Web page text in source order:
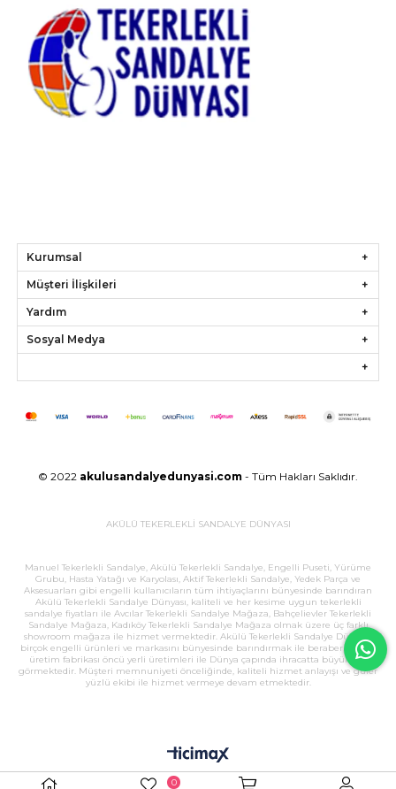
Kurumsal
Müşteri İlişkileri
Yardım
Sosyal Medya
© 2022 akulusandalyedunyasi.com - Tüm Hakları Saklıdır.
AKÜLÜ TEKERLEKLİ SANDALYE DÜNYASI
Manuel Tekerlekli Sandalye, Akülü Tekerlekli Sandalye, Engelli Puseti, Yürüme
Grubu, Hasta Yatağı ve Karyolası, Aktif Tekerlekli Sandalye, Yedek Parça ve
Aksesuarları gibi engelli kullanıcıların tüm ihtiyaçlarını bünyesinde barındıran
Akülü Tekerlekli Sandalye Dünyası, kaliteli ve her kesime uygun tekerlekli
sandalye fiyatları ile Avcılar Tekerlekli Sandalye Mağaza, Bahçelievler Tekerlekli
Sandalye Mağaza, Kadıköy Tekerlekli Sandalye Mağaza olmak üzere üç farklı
showroom mağaza ile hizmet vermektedir. Akülü Tekerlekli Sandalye Dünyası,
birçok engelli ürünleri ve markasını bünyesinde barındırmak ile beraber, büyük
üretim fabrikası öncü yerli üretimleri ile Dünya çapında ihracatta büyük ilgi
görmektedir. Müşteri memnuniyeti önceliğinde, kaliteli hizmet anlayışı ve güler
yüzlü ekibi ile hizmet vermeye devam etmektedir.
0